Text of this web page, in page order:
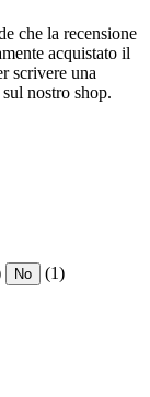
che la recensione
acquistato il
scrivere una
nostro shop.
No (1)